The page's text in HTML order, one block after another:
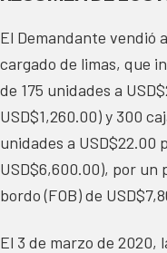
El Demandante vendió
cargado de limas, que
de 175 unidades a
USD$1,260.00) y 300
unidades a USD$22.00
USD$6,600.00), por
bordo (FOB) de
El 3 de marzo de 2020,